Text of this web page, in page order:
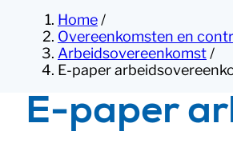
Home /
Overeenkomsten en
Arbeidsovereenkomst /
E-paper
E-paper